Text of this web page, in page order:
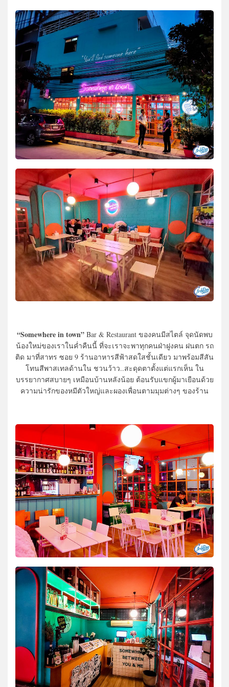
“Somewhere in town”Bar & Restaurant ของคนมีสไตล์ จุดนัดพบ
น้องใหม่ของเราในค่ำคืนนี้ ที่จะเราจะพาทุกคนฝ่าฝูงคน ฝนตก รถ
ติด มาที่สาทร ซอย 9 ร้านอาหารสีฟ้าสดใสชั้นเดียว มาพร้อมสีสัน
โทนสีพาสเทลด้านใน ชวนว้าว..สะดุดตาตั้งแต่แรกเห็น ใน
บรรยากาศสบายๆ เหมือนบ้านหลังน้อย ต้อนรับแขกผู้มาเยือนด้วย
ความน่ารักของหมีตัวใหญ่และผองเพื่อนตามมุมต่างๆ ของร้าน